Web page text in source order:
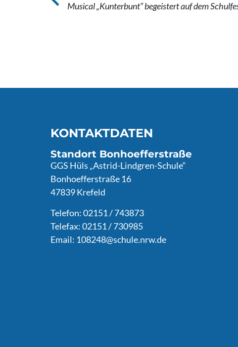
Musical „Kunterbunt“ begeistert auf dem
KONTAKTDATEN
Standort Bonhoefferstraße
GGS Hüls „Astrid-Lindgren-Schule“
Bonhoefferstraße 16
47839 Krefeld
Telefon: 02151 / 743873
Telefax: 02151 / 730985
Email: 108248@schule.nrw.de